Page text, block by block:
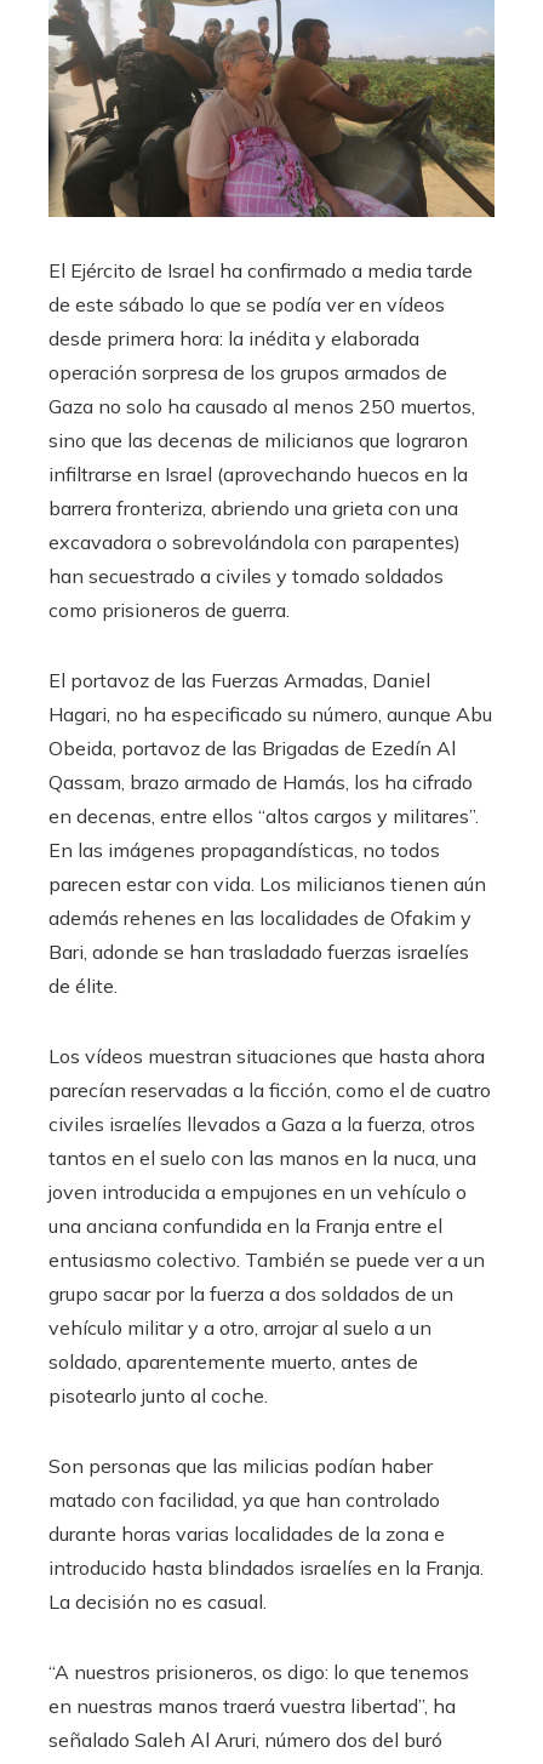
El Ejército de Israel ha confirmado a media tarde
de este sábado lo que se podía ver en vídeos
desde primera hora: la inédita y elaborada
operación sorpresa de los grupos armados de
Gaza no solo ha causado al menos 250 muertos,
sino que las decenas de milicianos que lograron
infiltrarse en Israel (aprovechando huecos en la
barrera fronteriza, abriendo una grieta con una
excavadora o sobrevolándola con parapentes)
han secuestrado a civiles y tomado soldados
como prisioneros de guerra.
El portavoz de las Fuerzas Armadas, Daniel
Hagari, no ha especificado su número, aunque Abu
Obeida, portavoz de las Brigadas de Ezedín Al
Qassam, brazo armado de Hamás, los ha cifrado
en decenas, entre ellos “altos cargos y militares”.
En las imágenes propagandísticas, no todos
parecen estar con vida. Los milicianos tienen aún
además rehenes en las localidades de Ofakim y
Bari, adonde se han trasladado fuerzas israelíes
de élite.
Los vídeos muestran situaciones que hasta ahora
parecían reservadas a la ficción, como el de cuatro
civiles israelíes llevados a Gaza a la fuerza, otros
tantos en el suelo con las manos en la nuca, una
joven introducida a empujones en un vehículo o
una anciana confundida en la Franja entre el
entusiasmo colectivo. También se puede ver a un
grupo sacar por la fuerza a dos soldados de un
vehículo militar y a otro, arrojar al suelo a un
soldado, aparentemente muerto, antes de
pisotearlo junto al coche.
Son personas que las milicias podían haber
matado con facilidad, ya que han controlado
durante horas varias localidades de la zona e
introducido hasta blindados israelíes en la Franja.
La decisión no es casual.
“A nuestros prisioneros, os digo: lo que tenemos
en nuestras manos traerá vuestra libertad”, ha
señalado Saleh Al Aruri, número dos del buró